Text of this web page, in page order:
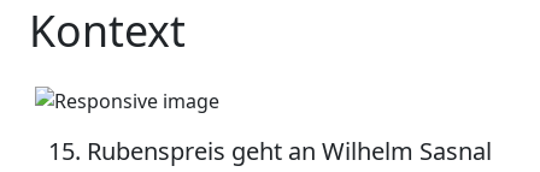
Kontext
15. Rubenspreis geht an Wilhelm Sasnal